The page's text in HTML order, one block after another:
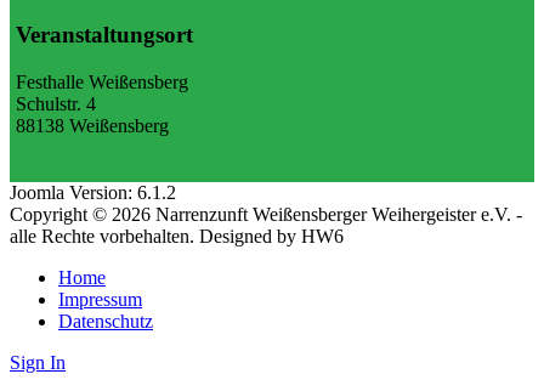
Veranstaltungsort
Festhalle Weißensberg
Schulstr. 4
88138 Weißensberg
Joomla Version: 6.1.2
Copyright © 2026 Narrenzunft Weißensberger Weihergeister e.V. -
alle Rechte vorbehalten. Designed by HW6
Home
Impressum
Datenschutz
Sign In